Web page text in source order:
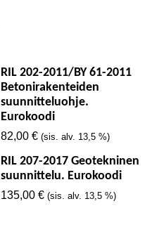
RIL 202-2011/BY 61-2011
Betonirakenteiden
suunnitteluohje.
Eurokoodi
82,00 € (sis. alv. 13,5 %)
RIL 207-2017 Geotekninen
suunnittelu. Eurokoodi
135,00 € (sis. alv. 13,5 %)